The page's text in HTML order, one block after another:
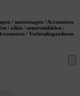
/ motorzagen / Accessoires
/ oliën / smeermiddelen /
/ Verbruiksgoederen